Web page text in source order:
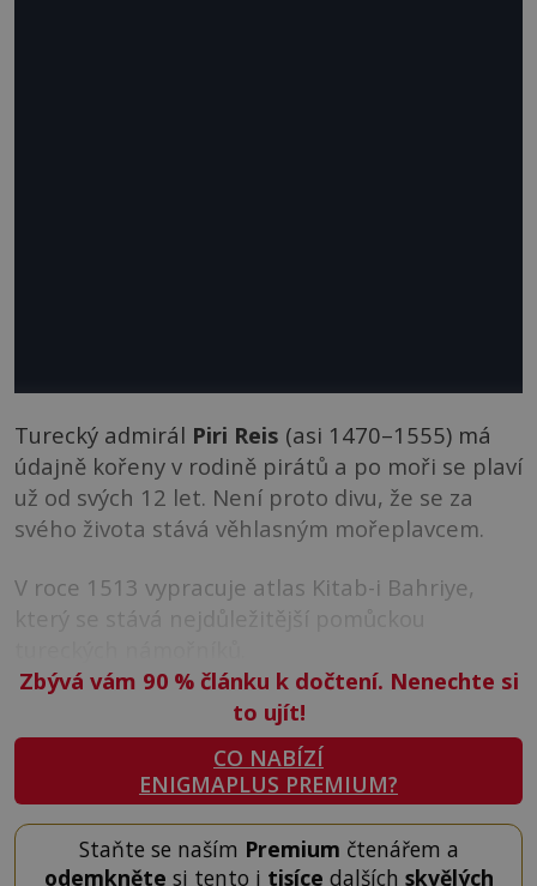
Turecký admirál Piri Reis (asi 1470–1555) má
údajně kořeny v rodině pirátů a po moři se plaví
už od svých 12 let. Není proto divu, že se za
svého života stává věhlasným mořeplavcem.
V roce 1513 vypracuje atlas Kitab-i Bahriye,
který se stává nejdůležitější pomůckou
Zbývá vám 90 %článku k dočtení. Nenechte si
to ujít!
CO NABÍZÍ
ENIGMAPLUS PREMIUM?
Staňte se naším Premium čtenářem a
odemkněte si tento i tisíce dalších skvělých